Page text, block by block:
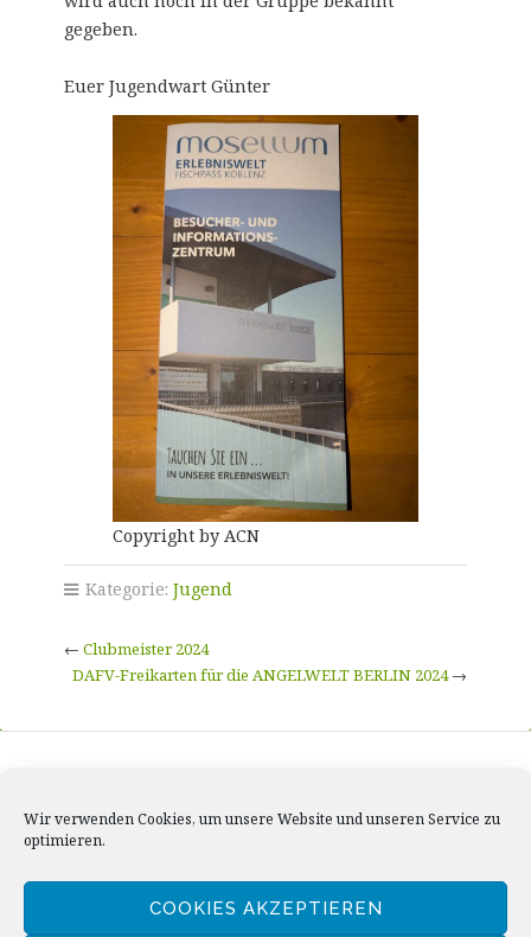
Wir verwenden Cookies, um unsere Website und unseren Service zu
optimieren.
COOKIES AKZEPTIEREN
gegeben.
Euer Jugendwart Günter
Copyright by ACN
Kategorie: Jugend
← Clubmeister 2024
DAFV-Freikarten für die ANGELWELT BERLIN 2024→
Datenschutzerklärung